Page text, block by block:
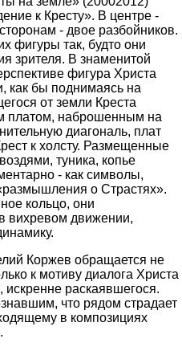
к Кресту». В центре -
- двое разбойников.
фигуры так, будто они
зрителя. В знаменитой
фигура Христа
как бы поднимаясь на
от земли Креста
платом, наброшенным на
диагональ, плат
к холсту. Размещенные
туника, копье
- как символы,
о Страстях».
кольцо, они
вихревом движении,
Коржев обращается не
к мотиву диалога Христа
искренне раскаявшегося.
что рядом страдает
в композициях